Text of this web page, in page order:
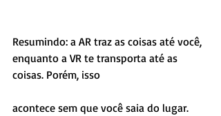
Resumindo: a AR traz as coisas até você,
enquanto a VR te transporta até as
coisas. Porém, isso
acontece sem que você saia do lugar.